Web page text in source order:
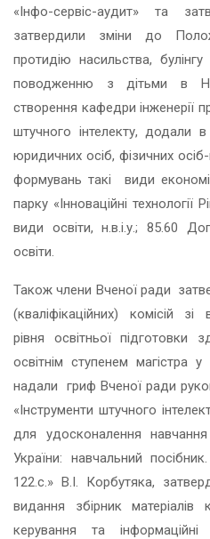
«Інфо-сервіс-аудит» та
затвердили зміни до
протидію насильства,
поводженню з дітьми в
створення кафедри інженерії
штучного інтелекту, додали
юридичних осіб, фізичних
формувань такі види
парку «Інноваційні
види освіти, н.в.і.у.; 85.60
освіти.
Також члени Вченої ради
(кваліфікаційних) комісій зі
рівня освітньої підготовки
освітнім ступенем
надали гриф Вченої ради
«Інструменти штучного
для удосконалення
України: навчальний
122.с.» В.І. Корбутяка,
видання збірник матеріалів
керування та інформаційні